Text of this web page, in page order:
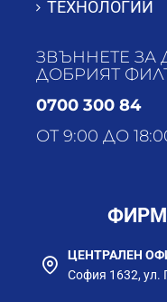
ТЕХНОЛОГИИ
ЗВЪННЕТЕ ЗА
ДОБРИЯТ
0700 300 84
ОТ 9:00 ДО
ЦЕНТРАЛЕН
София 1632, ул.